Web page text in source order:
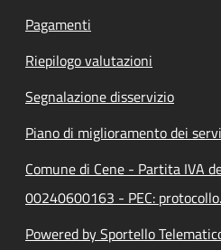
Pagamenti
Riepilogo valutazioni
Segnalazione disservizio
Piano di miglioramento dei
Comune di Cene - Partita IVA
00240600163 - PEC:
Powered by Sportello